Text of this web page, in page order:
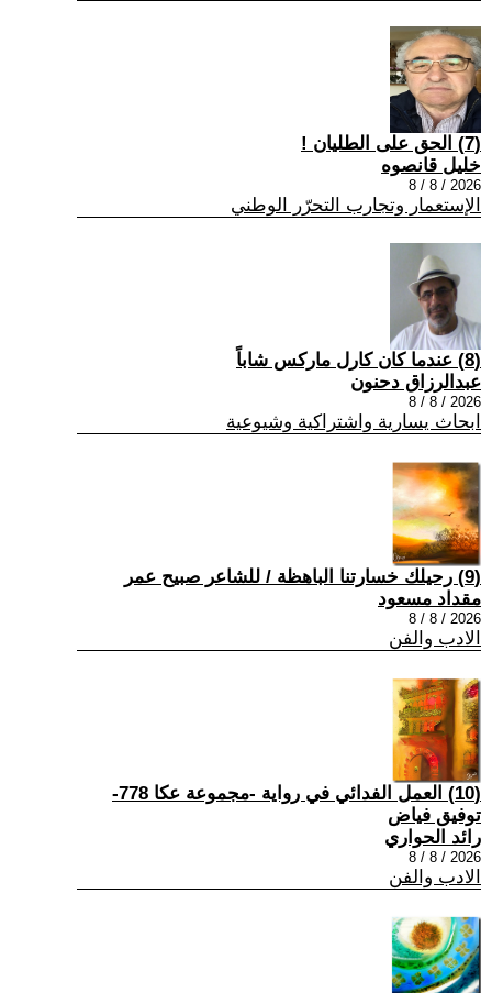
(7) الحق على الطليان !
خليل قانصوه
2026 / 8 / 8
الإستعمار وتجارب التحرّر الوطني
(8) عندما كان كارل ماركس شاباً
عبدالرزاق دحنون
2026 / 8 / 8
ابحاث يسارية واشتراكية وشيوعية
(9) رحيلك خسارتنا الباهظة / للشاعر صبيح عمر
مقداد مسعود
2026 / 8 / 8
الادب والفن
(10) العمل الفدائي في رواية -مجموعة عكا 778-
توفيق فياض
رائد الحواري
2026 / 8 / 8
الادب والفن